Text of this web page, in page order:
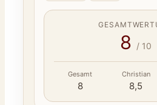
8 / 10
Gesamt
8
Christian
8,5